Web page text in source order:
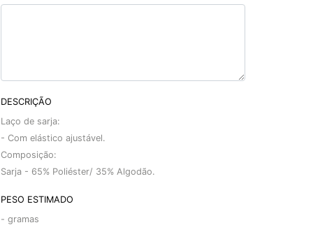
DESCRIÇÃO
Laço de sarja:
- Com elástico ajustável.
Composição:
Sarja - 65% Poliéster/ 35% Algodão.
PESO ESTIMADO
- gramas